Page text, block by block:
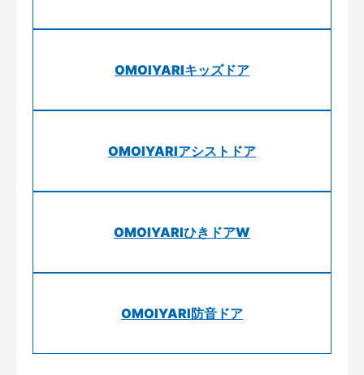
OMOIYARIキッズドア
OMOIYARIアシストドア
OMOIYARIひきドアW
OMOIYARI防音ドア